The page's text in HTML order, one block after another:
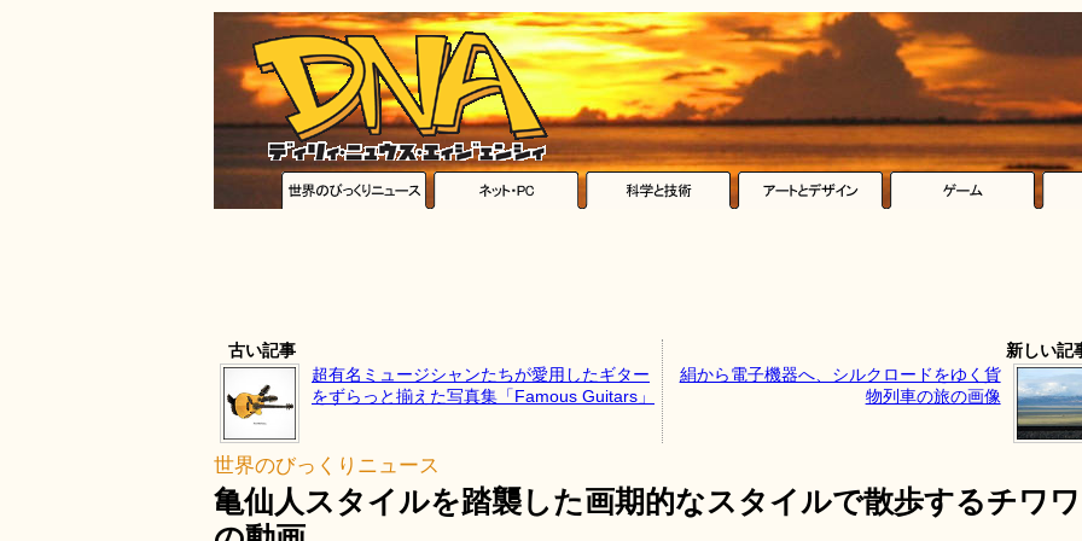
古い記事
超有名ミュージシャンたちが愛用したギター
をずらっと揃えた写真集「Famous Guitars」
新しい記
絹から電子機器へ、シルクロードをゆく貨
物列車の旅の画像
世界のびっくりニュース
亀仙人スタイルを踏襲した画期的なスタイルで散歩するチワワ